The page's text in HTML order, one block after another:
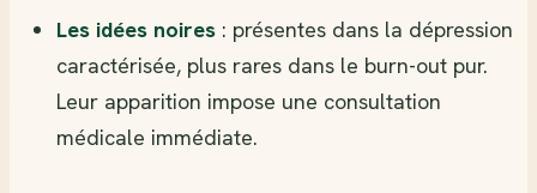
Les idées noires : présentes dans la dépression
caractérisée, plus rares dans le burn-out pur.
Leur apparition impose une consultation
médicale immédiate.